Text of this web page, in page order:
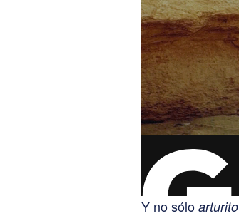
Y no sólo arturito